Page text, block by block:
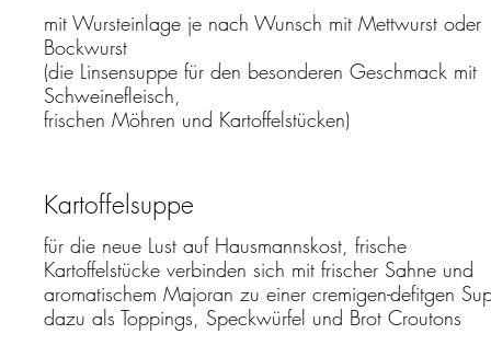
mit Wursteinlage je nach Wunsch mit Mettwurst oder
Bockwurst
(die Linsensuppe für den besonderen Geschmack mit
Schweinefleisch,
Kartoffelsuppe
für die neue Lust auf Hausmannskost, frische
Kartoffelstücke verbinden sich mit frischer Sahne und
aromatischem Majoran zu einer cremigen-defitgen